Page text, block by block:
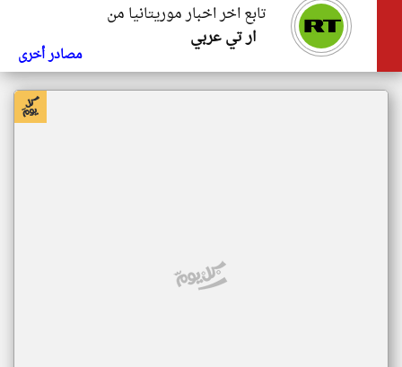
تابع اخر اخبار موريتانيا من
ار تي عربي
مصادر أخرى